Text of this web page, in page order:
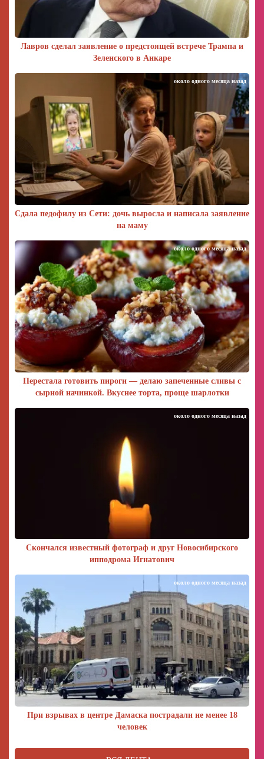
Лавров сделал заявление о предстоящей встрече Трампа и
Зеленского в Анкаре
Сдала педофилу из Сети: дочь выросла и написала заявление
на маму
около одного месяца назад
Перестала готовить пироги — делаю запеченные сливы с
сырной начинкой. Вкуснее торта, проще шарлотки
около одного месяца назад
Скончался известный фотограф и друг Новосибирского
ипподрома Игнатович
около одного месяца назад
При взрывах в центре Дамаска пострадали не менее 18
человек
около одного месяца назад